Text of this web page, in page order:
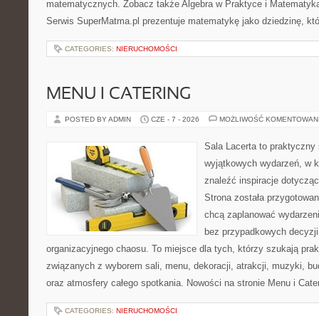
matematycznych. Zobacz także Algebra w Praktyce i
Serwis SuperMatma.pl prezentuje matematykę jako dziedzinę,
CATEGORIES: NIERUCHOMOŚCI
MENU I CATERING
POSTED BY ADMIN CZE - 7 - 2026 MOŻLIWOŚĆ
Sala Lacerta to praktyczny
wyjątkowych wydarzeń, w
znaleźć inspiracje
Strona została
chcą zaplanować
bez przypadkowych
organizacyjnego chaosu. To miejsce dla tych, którzy szukają
związanych z wyborem sali, menu, dekoracji, atrakcji, muzyki,
oraz atmosfery całego spotkania. Nowości na stronie Menu i
CATEGORIES: NIERUCHOMOŚCI